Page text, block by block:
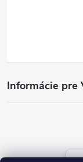
Informácie pre